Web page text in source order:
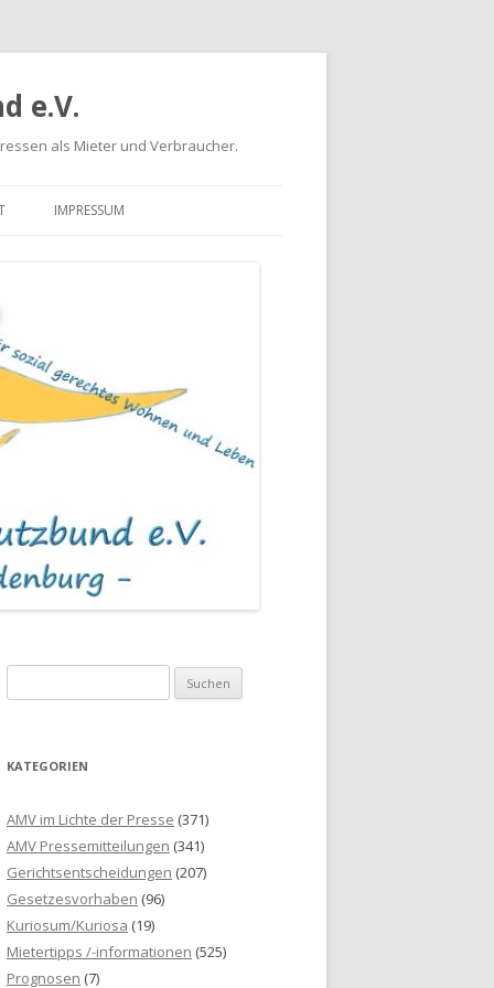
e.V.
als Mieter und Verbraucher.
IMPRESSUM
u
h
n
n
a
c
h
:
KATEGORIEN
AMV im Lichte der Presse (371)
AMV Pressemitteilungen (341)
Gerichtsentscheidungen (207)
Gesetzesvorhaben (96)
Kuriosum/Kuriosa (19)
Mietertipps /-informationen (525)
Prognosen (7)